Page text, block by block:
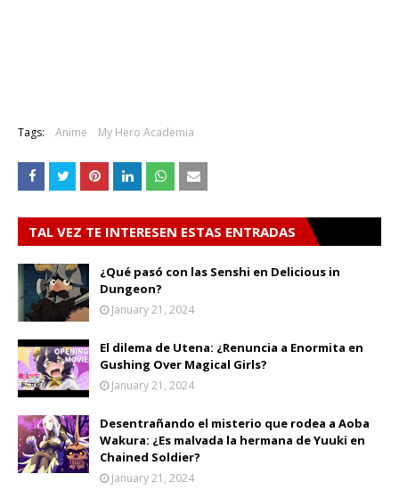
Tags: Anime My Hero Academia
TAL VEZ TE INTERESEN ESTAS ENTRADAS
¿Qué pasó con las Senshi en Delicious in
Dungeon?
January 21, 2024
El dilema de Utena: ¿Renuncia a Enormita en
Gushing Over Magical Girls?
January 21, 2024
Desentrañando el misterio que rodea a Aoba
Wakura: ¿Es malvada la hermana de Yuuki en
Chained Soldier?
January 21, 2024